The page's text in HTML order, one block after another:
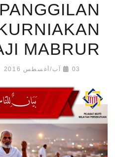
MABRUR!
03 آب/أغسطس 2016